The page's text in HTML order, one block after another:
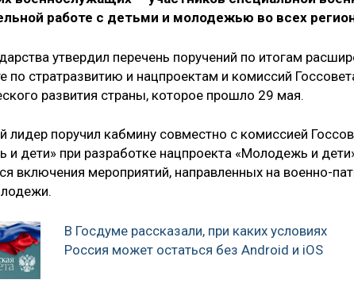
работе с детьми и молодежью во всех
утвердил перечень поручений по итогам
по стратразвитию и нацпроектам и комиссий
развития страны, которое прошло 29 мая.
лидер поручил кабмину совместно с комиссией
и дети» при разработке нацпроекта «Молодежь и
включения мероприятий, направленных на военно-
В Госдуме рассказали, при каких условиях
Россия может остаться без Android и iOS